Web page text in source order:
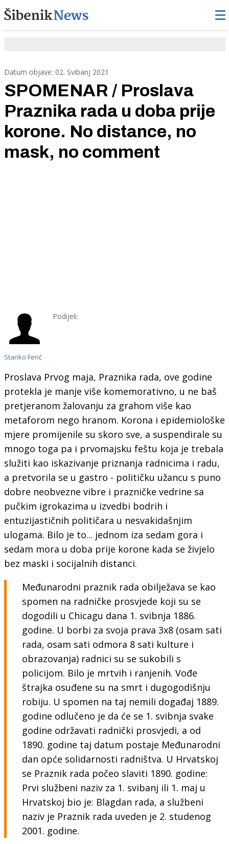
Datum objave: 02. Svibanj 2021
SPOMENAR / Proslava
Praznika rada u doba prije
korone. No distance, no
mask, no comment
Stanko Ferić
Podijeli:
Proslava Prvog maja, Praznika rada, ove godine
protekla je manje više komemorativno, u ne baš
pretjeranom žalovanju za grahom više kao
metaforom nego hranom. Korona i epidemiološke
mjere promijenile su skoro sve, a suspendirale su
mnogo toga pa i prvomajsku feštu koja je trebala
služiti kao iskazivanje priznanja radnicima i radu,
a pretvorila se u gastro - političku užancu s puno
dobre neobvezne vibre i prazničke vedrine sa
pučkim igrokazima u izvedbi bodrih i
entuzijastičnih političara u nesvakidašnjim
ulogama. Bilo je to... jednom iza sedam gora i
sedam mora u doba prije korone kada se živjelo
bez maski i socijalnih distanci.
Međunarodni praznik rada obilježava se kao
spomen na radničke prosvjede koji su se
dogodili u Chicagu dana 1. svibnja 1886.
godine. U borbi za svoja prava 3x8 (osam sati
rada, osam sati odmora 8 sati kulture i
obrazovanja) radnici su se sukobili s
policijom. Bilo je mrtvih i ranjenih. Vođe
štrajka osuđene su na smrt i dugogodišnju
robiju. U spomen na taj nemili događaj 1889.
godine odlučeno je da će se 1. svibnja svake
godine održavati radnički prosvjedi, a od
1890. godine taj datum postaje Međunarodni
dan opće solidarnosti radništva. U Hrvatskoj
se Praznik rada počeo slaviti 1890. godine:
Prvi službeni naziv za 1. svibanj ili 1. maj u
Hrvatskoj bio je: Blagdan rada, a službeni
naziv je Praznik rada uveden je 2. studenog
2001. godine.